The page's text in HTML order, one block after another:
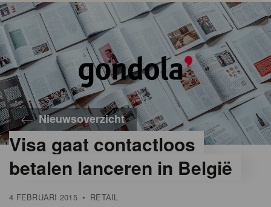
Nieuwsoverzicht
Visa gaat contactloos
betalen lanceren in België
4 FEBRUARI 2015 • RETAIL
Gondola
academy
Gondola
society